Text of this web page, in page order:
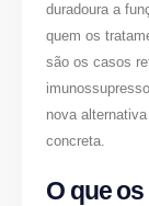
duradoura a
quem os
são os casos
nova
concreta.
O que